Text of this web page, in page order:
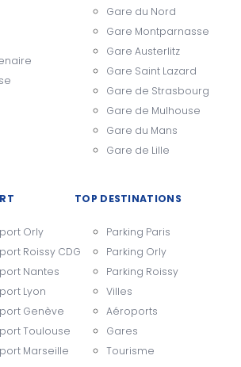
Gare du Nord
Gare Montparnasse
Gare Austerlitz
Gare Saint Lazard
Gare de Strasbourg
Gare de Mulhouse
Gare du Mans
Gare de Lille
Orly
Roissy CDG
Nantes
Lyon
Genève
Toulouse
Marseille
TOP DESTINATIONS
Parking Paris
Parking Orly
Parking Roissy
Villes
Aéroports
Gares
Tourisme